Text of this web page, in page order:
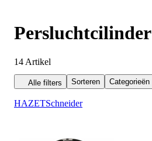
Persluchtcilinder
14 Artikel
Alle filters Sorteren Categorieën
HAZETSchneider